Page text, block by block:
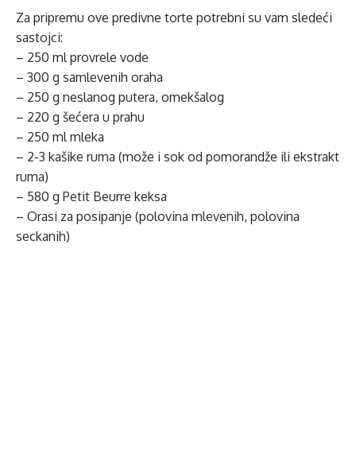
Za pripremu ove predivne torte potrebni su vam sledeći
sastojci:
– 250 ml provrele vode
– 300 g samlevenih oraha
– 250 g neslanog putera, omekšalog
– 220 g šećera u prahu
– 250 ml mleka
– 2-3 kašike ruma (može i sok od pomorandže ili ekstrakt
ruma)
– 580 g Petit Beurre keksa
– Orasi za posipanje (polovina mlevenih, polovina
seckanih)